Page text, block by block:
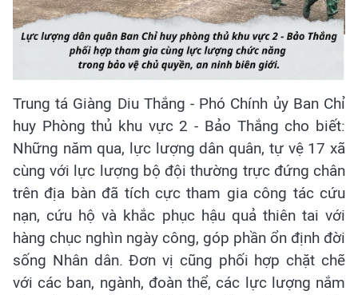
Trung tá Giàng Diu Thắng - Phó Chính ủy Ban Chỉ
huy Phòng thủ khu vực 2 - Bảo Thắng cho biết:
Những năm qua, lực lượng dân quân, tự vệ 17 xã
cùng với lực lượng bộ đội thường trực đứng chân
trên địa bàn đã tích cực tham gia công tác cứu
nạn, cứu hộ và khắc phục hậu quả thiên tai với
hàng chục nghìn ngày công, góp phần ổn định đời
sống Nhân dân. Đơn vị cũng phối hợp chặt chẽ
với các ban, ngành, đoàn thể, các lực lượng nắm